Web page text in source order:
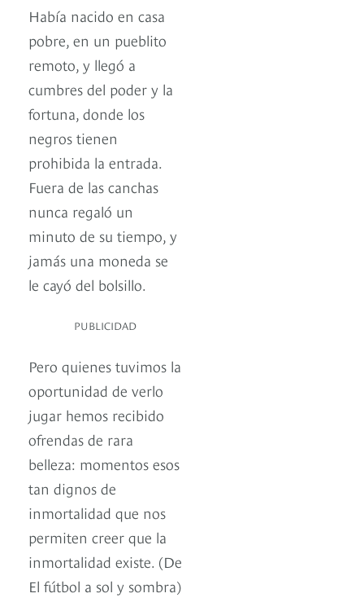
Había nacido en casa
pobre, en un pueblito
remoto, y llegó a
cumbres del poder y la
fortuna, donde los
negros tienen
prohibida la entrada.
Fuera de las canchas
nunca regaló un
minuto de su tiempo, y
jamás una moneda se
le cayó del bolsillo.
PUBLICIDAD
Pero quienes tuvimos la
oportunidad de verlo
jugar hemos recibido
ofrendas de rara
belleza: momentos esos
tan dignos de
inmortalidad que nos
permiten creer que la
inmortalidad existe. (De
El fútbol a sol y sombra)